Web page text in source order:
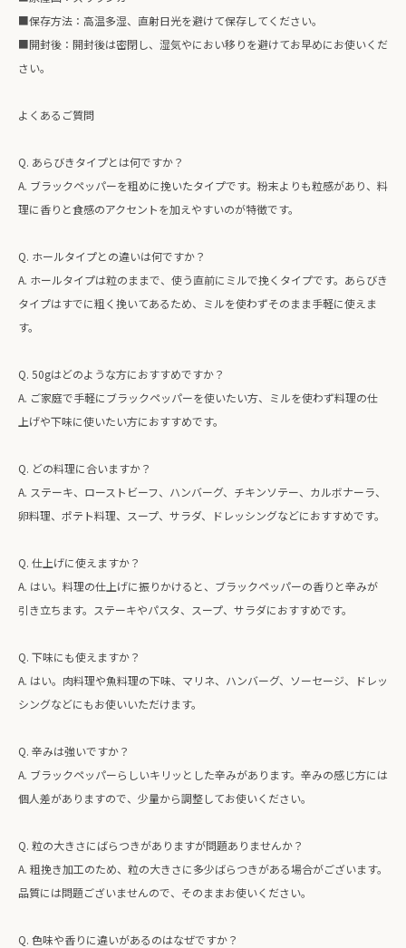
■保存方法：高温多湿、直射日光を避けて保存してください。
■開封後：開封後は密閉し、湿気やにおい移りを避けてお早めにお使いくだ
さい。
よくあるご質問
Q. あらびきタイプとは何ですか？
A. ブラックペッパーを粗めに挽いたタイプです。粉末よりも粒感があり、料
理に香りと食感のアクセントを加えやすいのが特徴です。
Q. ホールタイプとの違いは何ですか？
A. ホールタイプは粒のままで、使う直前にミルで挽くタイプです。あらびき
タイプはすでに粗く挽いてあるため、ミルを使わずそのまま手軽に使えま
す。
Q. 50gはどのような方におすすめですか？
A. ご家庭で手軽にブラックペッパーを使いたい方、ミルを使わず料理の仕
上げや下味に使いたい方におすすめです。
Q. どの料理に合いますか？
A. ステーキ、ローストビーフ、ハンバーグ、チキンソテー、カルボナーラ、
卵料理、ポテト料理、スープ、サラダ、ドレッシングなどにおすすめです。
Q. 仕上げに使えますか？
A. はい。料理の仕上げに振りかけると、ブラックペッパーの香りと辛みが
引き立ちます。ステーキやパスタ、スープ、サラダにおすすめです。
Q. 下味にも使えますか？
A. はい。肉料理や魚料理の下味、マリネ、ハンバーグ、ソーセージ、ドレッ
シングなどにもお使いいただけます。
Q. 辛みは強いですか？
A. ブラックペッパーらしいキリッとした辛みがあります。辛みの感じ方には
個人差がありますので、少量から調整してお使いください。
Q. 粒の大きさにばらつきがありますが問題ありませんか？
A. 粗挽き加工のため、粒の大きさに多少ばらつきがある場合がございます。
品質には問題ございませんので、そのままお使いください。
Q. 色味や香りに違いがあるのはなぜですか？